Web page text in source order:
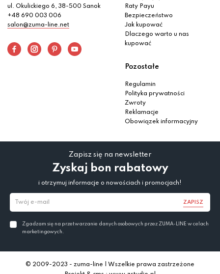
ul. Okulickiego 6, 38-500 Sanok
+48 690 003 006
salon@zuma-line.net
Raty Payu
Bezpieczeństwo
Jak kupować
Dlaczego warto u nas
kupować
Pozostałe
Regulamin
Polityka prywatności
Zwroty
Reklamacje
Obowiązek informacyjny
Zapisz się na newsletter
Zyskaj bon rabatowy
i otrzymuj informacje o nowościach i promocjach!
ZAPISZ
Zgadzam się na przetwarzanie danych osobowych przez ZUMA-LINE w celach
marketingowych.
© 2009-2023 - zuma-line | Wszelkie prawa zastrzeżone